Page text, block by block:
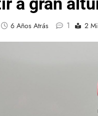
6 Años Atrás 1 2